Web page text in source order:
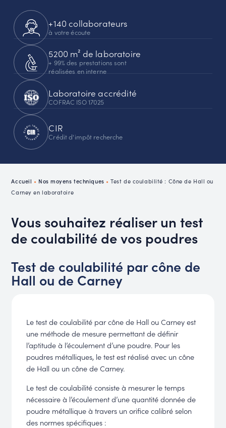
+140 collaborateurs
à votre écoute
5200 m² de laboratoire
+ 99% des prestations sont
réalisées en interne
Laboratoire accrédité
COFRAC ISO 17025
CIR
Crédit d'impôt recherche
Accueil • Nos moyens techniques •Test de coulabilité : Cône de Hall ou
Carney en laboratoire
Vous souhaitez réaliser un test
de coulabilité de vos poudres
Test de coulabilité par cône de
Hall ou de Carney
Le test de coulabilité par cône de Hall ou Carney est
une méthode de mesure permettant de définir
l’aptitude à l’écoulement d’une poudre. Pour les
poudres métalliques, le test est réalisé avec un cône
de Hall ou un cône de Carney.
Le test de coulabilité consiste à mesurer le temps
nécessaire à l’écoulement d’une quantité donnée de
poudre métallique à travers un orifice calibré selon
des normes spécifiques :